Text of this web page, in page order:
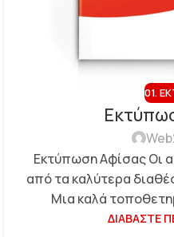
01.
Εκτύπωση Αφίσας Οι
από τα καλύτερα
Μια καλά
ΔΙΑΒΆΣΤΕ